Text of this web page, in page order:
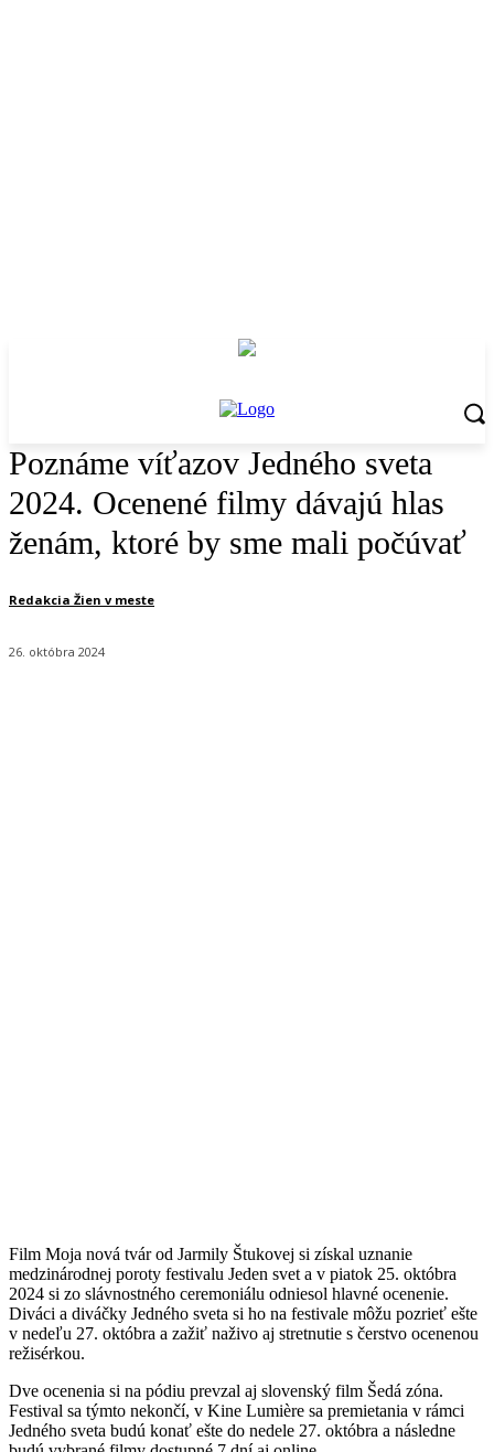
Poznáme víťazov Jedného sveta
2024. Ocenené filmy dávajú hlas
ženám, ktoré by sme mali počúvať
Redakcia Žien v meste
26. októbra 2024
Film Moja nová tvár od Jarmily Štukovej si získal uznanie
medzinárodnej poroty festivalu Jeden svet a v piatok 25. októbra
2024 si zo slávnostného ceremoniálu odniesol hlavné ocenenie.
Diváci a diváčky Jedného sveta si ho na festivale môžu pozrieť ešte
v nedeľu 27. októbra a zažiť naživo aj stretnutie s čerstvo ocenenou
režisérkou.
Dve ocenenia si na pódiu prevzal aj slovenský film Šedá zóna.
Festival sa týmto nekončí, v Kine Lumière sa premietania v rámci
Jedného sveta budú konať ešte do nedele 27. októbra a následne